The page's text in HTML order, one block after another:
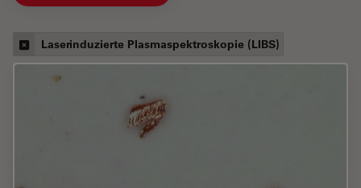
Laserinduzierte Plasmaspektroskopie (LIBS)